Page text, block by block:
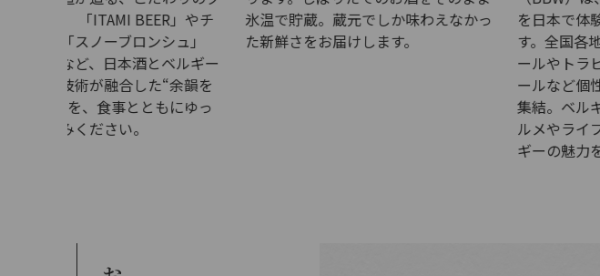
氷温で貯蔵。蔵元でしか味わえなかっ
た新鮮さをお届けします。
を日本で体験できるビールフェスで
す。全国各地で開催され、ホワイトビ
ールやトラピストビール、フルーツビ
ールなど個性豊かなベルギービールが
集結。ベルギー料理をはじめとしたグ
ルメやライブ音楽とともに、本場ベル
ギーの魅力を存分に楽しめます。